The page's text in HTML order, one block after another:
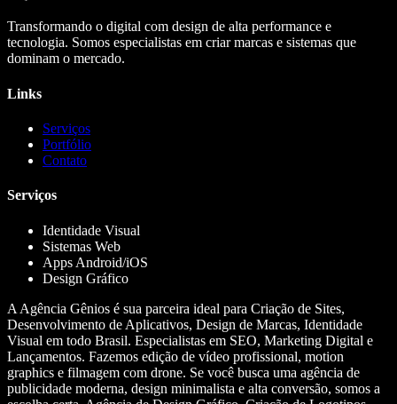
Transformando o digital com design de alta performance e
tecnologia. Somos especialistas em criar marcas e sistemas que
dominam o mercado.
Links
Serviços
Portfólio
Contato
Serviços
Identidade Visual
Sistemas Web
Apps Android/iOS
Design Gráfico
A Agência Gênios é sua parceira ideal para Criação de Sites,
Desenvolvimento de Aplicativos, Design de Marcas, Identidade
Visual em todo Brasil. Especialistas em SEO, Marketing Digital e
Lançamentos. Fazemos edição de vídeo profissional, motion
graphics e filmagem com drone. Se você busca uma agência de
publicidade moderna, design minimalista e alta conversão, somos a